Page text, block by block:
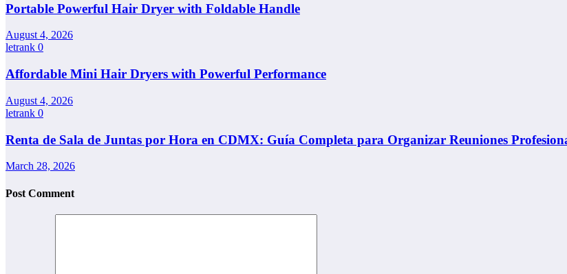
Portable Powerful Hair Dryer with Foldable Handle
August 4, 2026
letrank 0
Affordable Mini Hair Dryers with Powerful Performance
August 4, 2026
letrank 0
Renta de Sala de Juntas por Hora en CDMX: Guía Completa para Organizar Reuniones
March 28, 2026
Post Comment